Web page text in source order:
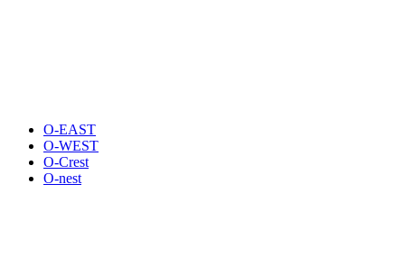
O-EAST
O-WEST
O-Crest
O-nest